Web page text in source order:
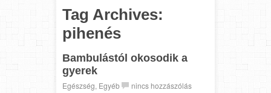
Tag Archives:
pihenés
Bambulástól okosodik a
gyerek
Egészség, Egyéb
nincs hozzászólás